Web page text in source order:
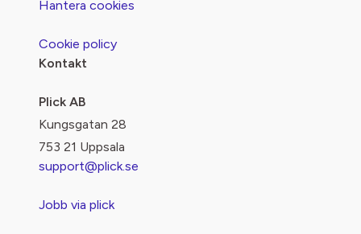
Hantera cookies
Cookie policy
Kontakt
Plick AB
Kungsgatan 28
753 21 Uppsala
support@plick.se
Jobb via plick